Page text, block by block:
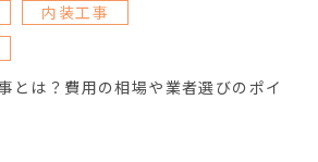
内装工事
とは？費用の相場や業者選びのポイ